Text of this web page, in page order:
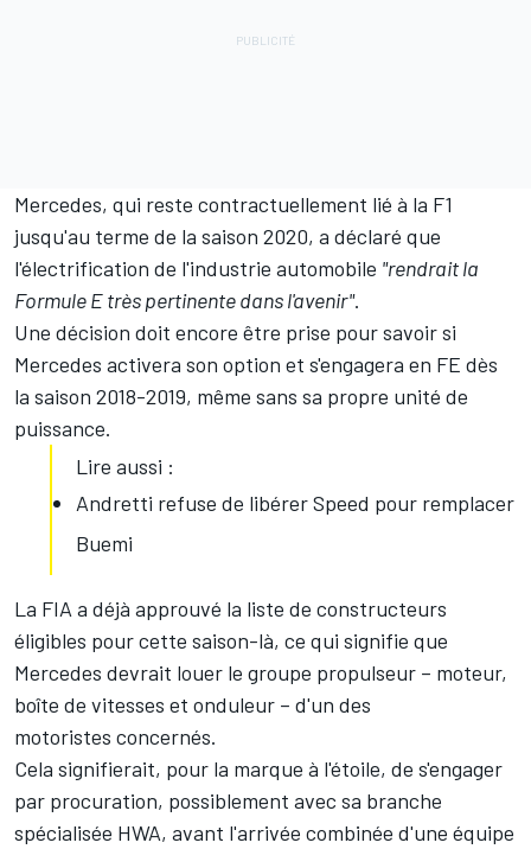
Mercedes, qui reste contractuellement lié à la F1
jusqu'au terme de la saison 2020, a déclaré que
l'électrification de l'industrie automobile "rendrait la
Formule E très pertinente dans l'avenir".
Une décision doit encore être prise pour savoir si
Mercedes activera son option et s'engagera en FE dès
la saison 2018-2019, même sans sa propre unité de
puissance.
Lire aussi :
Andretti refuse de libérer Speed pour remplacer
Buemi
La FIA a déjà approuvé la liste de constructeurs
éligibles pour cette saison-là, ce qui signifie que
Mercedes devrait louer le groupe propulseur – moteur,
boîte de vitesses et onduleur – d'un des
motoristes concernés.
Cela signifierait, pour la marque à l'étoile, de s'engager
par procuration, possiblement avec sa branche
spécialisée HWA, avant l'arrivée combinée d'une équipe